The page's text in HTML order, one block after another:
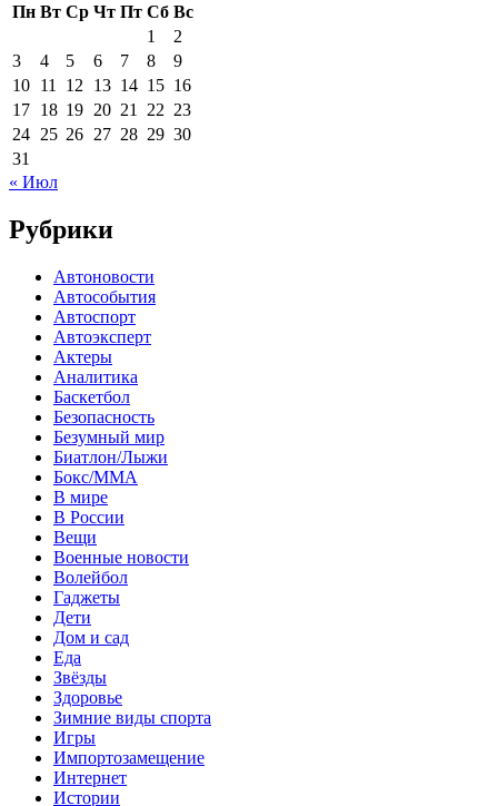
Пн Вт Ср Чт Пт Сб Вс
1
2
3
4 5 6 7 8
9
10 11 12 13 14 15 16
17 18 19 20 21 22 23
24 25 26 27 28 29 30
31
« Июл
Рубрики
Автоновости
Автособытия
Автоспорт
Автоэксперт
Актеры
Аналитика
Баскетбол
Безопасность
Безумный мир
Биатлон/Лыжи
Бокс/MMA
В мире
В России
Вещи
Военные новости
Волейбол
Гаджеты
Дети
Дом и сад
Еда
Звёзды
Здоровье
Зимние виды спорта
Игры
Импортозамещение
Интернет
Истории